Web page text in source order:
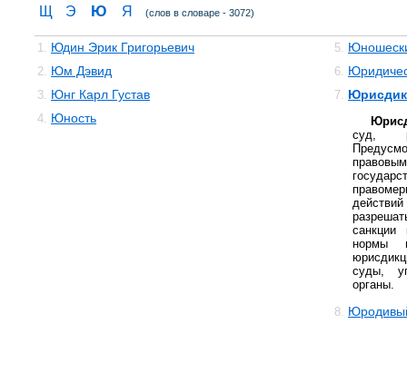
Щ
Э Ю Я (слов в словаре - 3072)
1. Юдин Эрик Григорьевич
2. Юм Дэвид
3. Юнг Карл Густав
4. Юность
5.
6.
7.
суд,
нормы
суды,
органы.
8.